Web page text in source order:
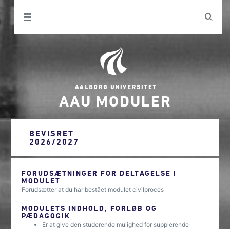
AAU MODULER
BEVISRET
2026/2027
FORUDSÆTNINGER FOR DELTAGELSE I
MODULET
Forudsætter at du har bestået modulet civilproces
MODULETS INDHOLD, FORLØB OG
PÆDAGOGIK
Er at give den studerende mulighed for supplerende